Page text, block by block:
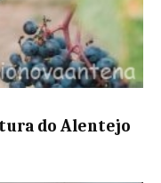
do Alentejo